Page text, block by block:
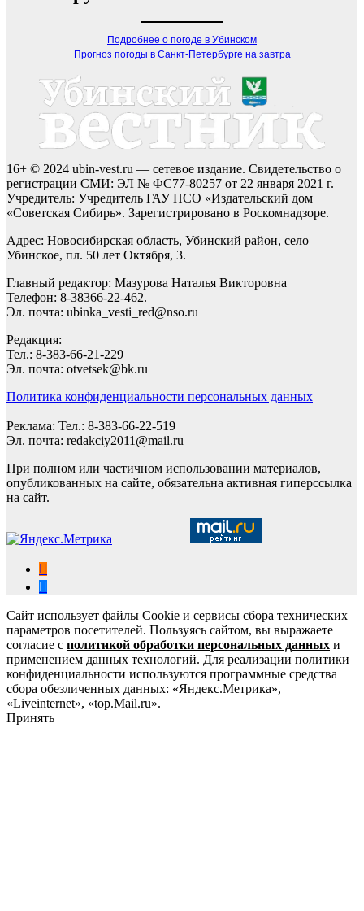
Подробнее о погоде в Убинском
Прогноз погоды в Санкт-Петербурге на завтра
16+ © 2024 ubin-vest.ru — сетевое издание. Свидетельство о
регистрации СМИ: ЭЛ № ФС77-80257 от 22 января 2021 г.
Учредитель: Учредитель ГАУ НСО «Издательский дом
«Советская Сибирь». Зарегистрировано в Роскомнадзоре.
Адрес: Новосибирская область, Убинский район, село
Убинское, пл. 50 лет Октября, 3.
Главный редактор: Мазурова Наталья Викторовна
Телефон: 8-38366-22-462.
Эл. почта: ubinka_vesti_red@nso.ru
Редакция:
Тел.: 8-383-66-21-229
Эл. почта: otvetsek@bk.ru
Политика конфиденциальности персональных данных
Реклама: Тел.: 8-383-66-22-519
Эл. почта: redakciy2011@mail.ru
При полном или частичном использовании материалов,
опубликованных на сайте, обязательна активная гиперссылка
на сайт.
Сайт использует файлы Cookie и сервисы сбора технических
параметров посетителей. Пользуясь сайтом, вы выражаете
согласие с политикой обработки персональных данных и
применением данных технологий. Для реализации политики
конфиденциальности используются программные средства
сбора обезличенных данных: «Яндекс.Метрика»,
«Liveinternet», «top.Mail.ru».
Принять